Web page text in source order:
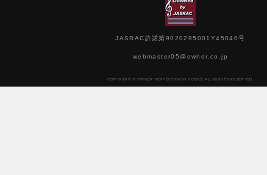
JASRAC許諾第9020295001Y45040号
webmaster05@owner.co.jp
COPYRIGHT © OWNER PERFECTION IN HOOKS. ALL RIGHTS RESERVED.